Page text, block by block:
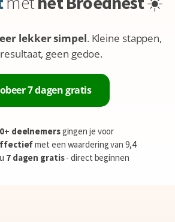
lekker simpel. Kleine stappen,
geen gedoe.
7 dagen gratis
deelnemersgingen je voor
met een waardering van 9,4
7 dagen gratis- direct beginnen